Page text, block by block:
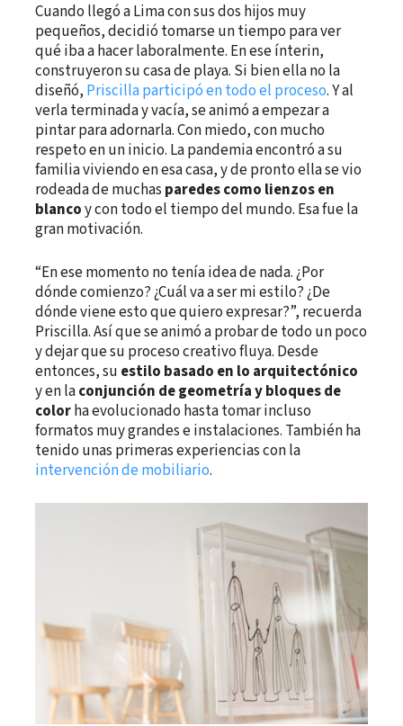
Cuando llegó a Lima con sus dos hijos muy
pequeños, decidió tomarse un tiempo para ver
qué iba a hacer laboralmente. En ese ínterin,
construyeron su casa de playa. Si bien ella no la
diseñó, Priscilla participó en todo el proceso. Y al
verla terminada y vacía, se animó a empezar a
pintar para adornarla. Con miedo, con mucho
respeto en un inicio. La pandemia encontró a su
familia viviendo en esa casa, y de pronto ella se vio
rodeada de muchas paredes como lienzos en
blancoy con todo el tiempo del mundo. Esa fue la
gran motivación.
“En ese momento no tenía idea de nada. ¿Por
dónde comienzo? ¿Cuál va a ser mi estilo? ¿De
dónde viene esto que quiero expresar?”, recuerda
Priscilla. Así que se animó a probar de todo un poco
y dejar que su proceso creativo fluya. Desde
entonces, su estilo basado en lo arquitectónico
y en laconjunción de geometría y bloques de
colorha evolucionado hasta tomar incluso
formatos muy grandes e instalaciones. También ha
tenido unas primeras experiencias con la
intervención de mobiliario.